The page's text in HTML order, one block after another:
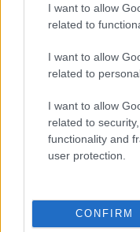
I want to allow
related to
I want to allow
related to
I want to allow
related to
functionality and
user protection.
CONFIRM